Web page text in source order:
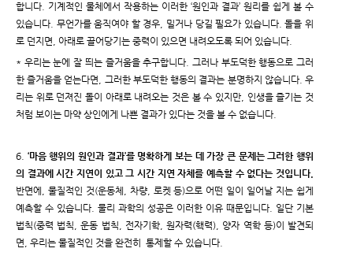
합니다. 기계적인 물체에서 작용하는 이러한 ‘원인과 결과’ 원리를 쉽게 볼 수
있습니다. 무언가를 움직여야 할 경우, 밀거나 당길 필요가 있습니다. 돌을 위
로 던지면, 아래로 끌어당기는 중력이 있으면 내려오도록 되어 있습니다.
* 우리는 눈에 잘 띄는 즐거움을 추구합니다. 그러나 부도덕한 행동으로 그러
한 즐거움을 얻는다면, 그러한 부도덕한 행동의 결과는 분명하지 않습니다. 우
리는 위로 던져진 돌이 아래로 내려오는 것은 볼 수 있지만, 인생을 즐기는 것
처럼 보이는 마약 상인에게 나쁜 결과가 있다는 것을 볼 수 없습니다.
6. ‘마음 행위의 원인과 결과’를 명확하게 보는 데 가장 큰 문제는 그러한 행위
의 결과에 시간 지연이 있고 그 시간 지연 자체를 예측할 수 없다는 것입니다.
반면에, 물질적인 것(운동체, 차량, 로켓 등)으로 어떤 일이 일어날 지는 쉽게
예측할 수 있습니다. 물리 과학의 성공은 이러한 이유 때문입니다. 일단 기본
법칙(중력 법칙, 운동 법칙, 전자기학, 원자력(핵력), 양자 역학 등)이 발견되
면, 우리는 물질적인 것을 완전히 통제할 수 있습니다.